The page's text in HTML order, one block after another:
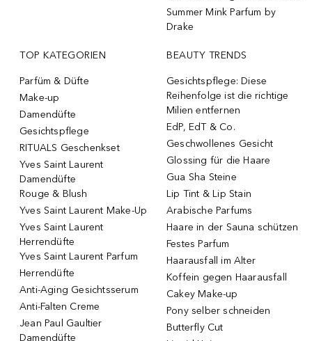
Summer Mink Parfum by
Drake
TOP KATEGORIEN
Parfüm & Düfte
Make-up
Damendüfte
Gesichtspflege
RITUALS Geschenkset
Yves Saint Laurent
Damendüfte
Rouge & Blush
Yves Saint Laurent Make-Up
Yves Saint Laurent
Herrendüfte
Yves Saint Laurent Parfum
Herrendüfte
Anti-Aging Gesichtsserum
Anti-Falten Creme
Jean Paul Gaultier
Damendüfte
BEAUTY TRENDS
Gesichtspflege: Diese
Reihenfolge ist die richtige
Milien entfernen
EdP, EdT & Co.
Geschwollenes Gesicht
Glossing für die Haare
Gua Sha Steine
Lip Tint & Lip Stain
Arabische Parfums
Haare in der Sauna schützen
Festes Parfum
Haarausfall im Alter
Koffein gegen Haarausfall
Cakey Make-up
Pony selber schneiden
Butterfly Cut